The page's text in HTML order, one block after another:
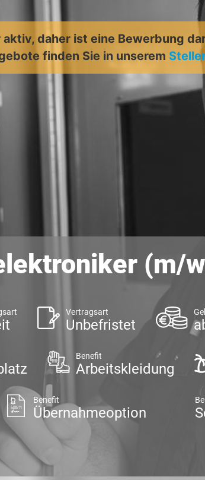
daher ist eine Bewerbung
finden Sie in unserem
(m/
Vertragsart
Unbefristet
Benefit
Arbeitskleidung
Benefit
Übernahmeoption